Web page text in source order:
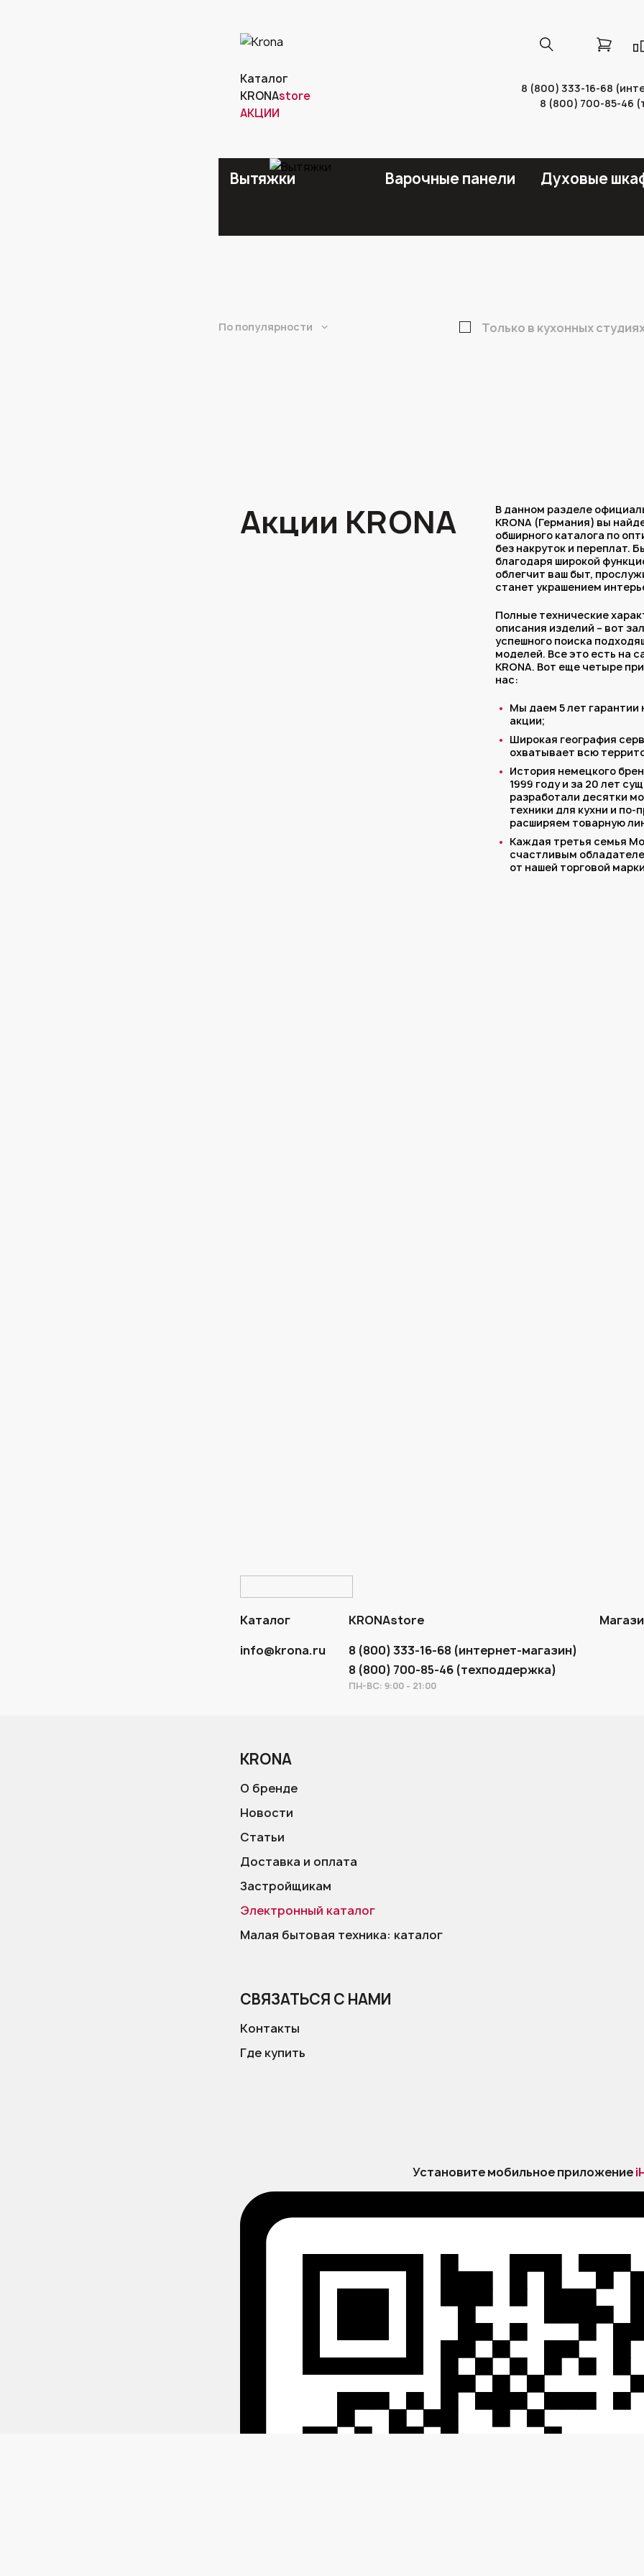
Каталог
KRONAstore
АКЦИИ
8 (800) 333-16-68
8 (800) 700-85-46
Вытяжки Варочные панели Духовые
По популярности Только в кухонных
Акции KRONA
В данном разделе
KRONA (Германия) вы
обширного каталога по
без накруток и переплат.
благодаря широкой
облегчит ваш быт,
станет украшением
Полные технические
описания изделий – вот
успешного поиска
моделей. Все это есть на
KRONA. Вот еще четыре
нас:
Мы даем 5 лет гарантии
акции;
Широкая география
охватывает всю
История немецкого
1999 году и за 20 лет
разработали десятки
техники для кухни и по-
расширяем товарную
Каждая третья семья
счастливым
от нашей торговой
Каталог KRONAstore
info@krona.ru
8 (800) 333-16-68 (интернет-магазин)
8 (800) 700-85-46 (техподдержка)
ПН-ВС: 9:00 - 21:00
KRONA
О бренде
Новости
Статьи
Доставка и оплата
Застройщикам
Электронный каталог
Малая бытовая техника: каталог
СВЯЗАТЬСЯ С НАМИ
Контакты
Где купить
Установите мобильное приложение